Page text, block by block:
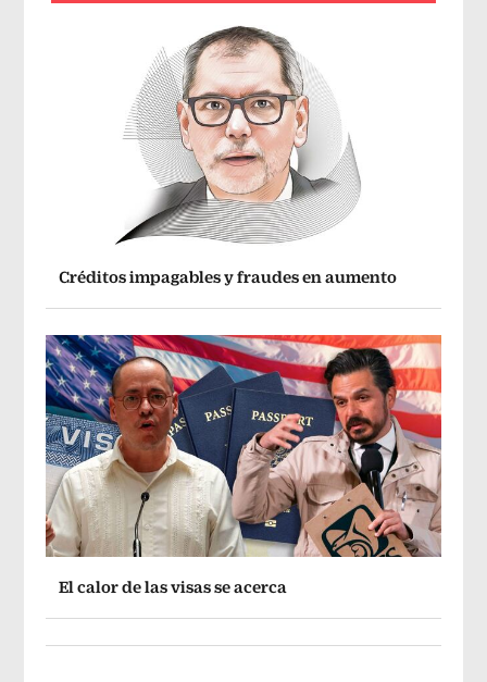
Créditos impagables y fraudes en aumento
El calor de las visas se acerca